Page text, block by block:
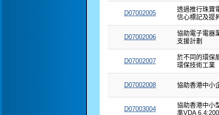
D07002005
透過推行珠寶
信心標記及提
D07002006
協助電子電器
支援計劃
D07002007
於不同的環保
環保技術工業
D07002008 協助香港中小
D07003004
協助香港中小
準VDA